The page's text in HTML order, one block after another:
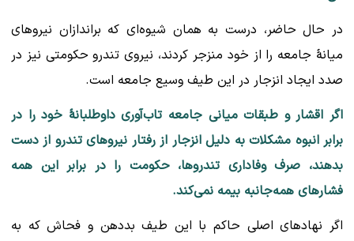
در حال حاضر، درست به همان شیوه‌ای که براندازان نیروهای
میانهٔ جامعه را از خود منزجر کردند، نیروی تندرو حکومتی نیز در
صدد ایجاد انزجار در این طیف وسیع جامعه است.
اگر اقشار و طبقات میانی جامعه تاب‌آوری داوطلبانهٔ خود را در
برابر انبوه مشکلات به دلیل انزجار از رفتار نیروهای تندرو از دست
بدهند، صرف وفاداری تندروها، حکومت را در برابر این همه
فشارهای همه‌جانبه بیمه نمی‌کند.
اگر نهادهای اصلی حاکم با این طیف بددهن و فحاش که به